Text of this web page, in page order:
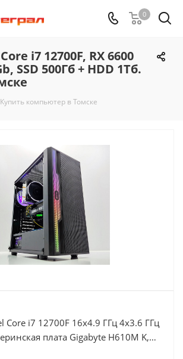
0
i7 12700F, RX 6600
SSD 500Гб + HDD 1Тб.
компьютер в Томске
Core i7 12700F 16x4.9 ГГц 4x3.6 ГГц
плата Gigabyte H610M K,
6600 8Гб, Память DDR4 8Gb, Диски